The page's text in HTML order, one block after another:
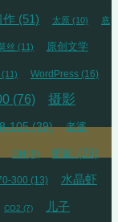
作 (51) 太原 (10) 底
丝 (11) 原创文学
(11) WordPress (16)
(76)
摄影
105(39) 老婆
GH (9) 虾缸 (29)
300 (13) 水晶虾
CO2 (7) 儿子